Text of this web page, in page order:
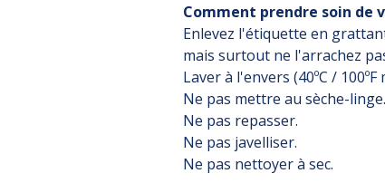
Comment prendre soin de
Enlevez l'étiquette en
mais surtout ne l'arrachez
Laver à l'envers (40ºC / 100ºF
Ne pas mettre au sèche-linge.
Ne pas repasser.
Ne pas javelliser.
Ne pas nettoyer à sec.